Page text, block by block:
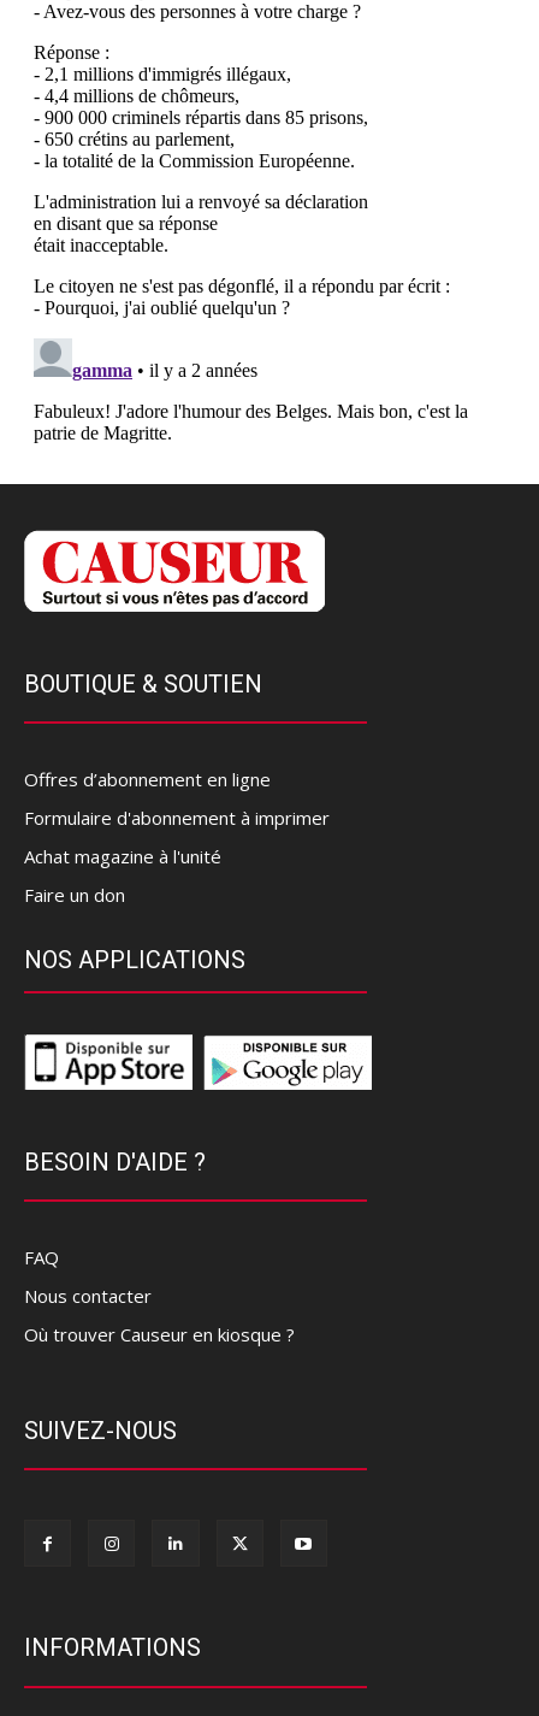
BOUTIQUE & SOUTIEN
Offres d’abonnement en ligne
Formulaire d'abonnement à imprimer
Achat magazine à l'unité
Faire un don
NOS APPLICATIONS
BESOIN D'AIDE ?
FAQ
Nous contacter
Où trouver Causeur en kiosque ?
SUIVEZ-NOUS
INFORMATIONS